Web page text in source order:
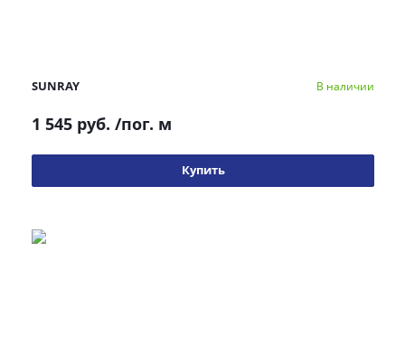
SUNRAY В наличии
1 545 руб. /пог. м
Купить